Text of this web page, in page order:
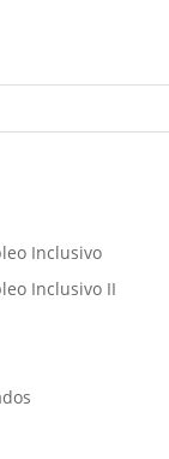
Inclusivo
Inclusivo II